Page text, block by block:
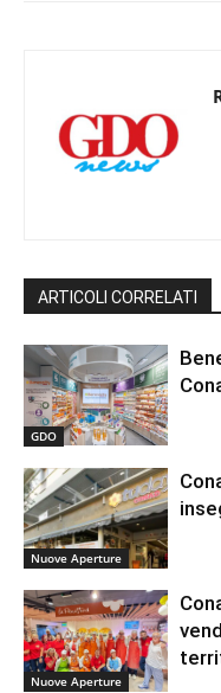
ARTICOLI CORRELATI
GDO
Nuove Aperture
Nuove Aperture